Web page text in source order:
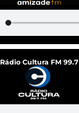
Rádio Cultura FM 99.7